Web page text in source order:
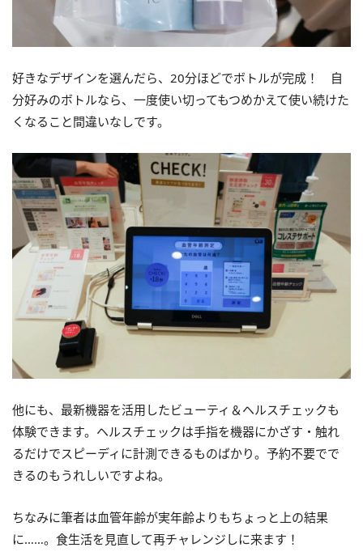
好きなデザインを選んだら、20分ほどでボトルが完成！ 自
分好みのボトルなら、一度使い切ってもつめかえて使い続けた
くなること間違いなしです。
他にも、最新機器を活用したビューティ＆ヘルスチェックも
体験できます。ヘルスチェックは手指を機器にかざす・触れ
るだけでスピーディに計測できるものばかり。予約不要でで
きるのもうれしいですよね。
ちなみに筆者は血管年齢が実年齢よりもちょっと上の結果
に……。食生活を見直して再チャレンジしに来ます！